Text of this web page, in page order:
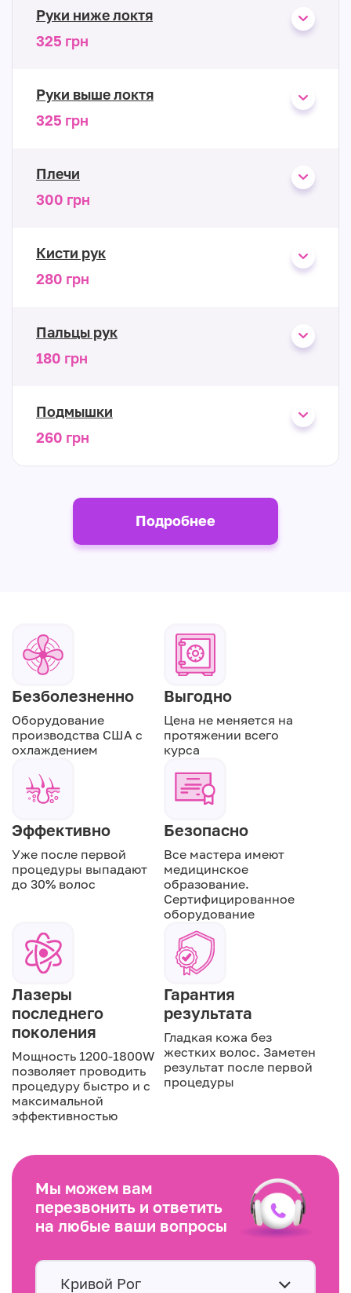
Руки ниже локтя
325 грн
Руки выше локтя
325 грн
Плечи
300 грн
Кисти рук
280 грн
Пальцы рук
180 грн
Подмышки
260 грн
Подробнее
Безболезненно
Оборудование
производства США с
охлаждением
Выгодно
Цена не меняется на
протяжении всего
курса
Эффективно
Уже после первой
процедуры выпадают
до 30% волос
Безопасно
Все мастера имеют
медицинское
образование.
Сертифицированное
оборудование
Лазеры
последнего
поколения
Мощность 1200-1800W
позволяет проводить
процедуру быстро и с
максимальной
эффективностью
Гарантия
результата
Гладкая кожа без
жестких волос. Заметен
результат после первой
процедуры
Мы можем вам
перезвонить и ответить
на любые ваши вопросы
Кривой Рог